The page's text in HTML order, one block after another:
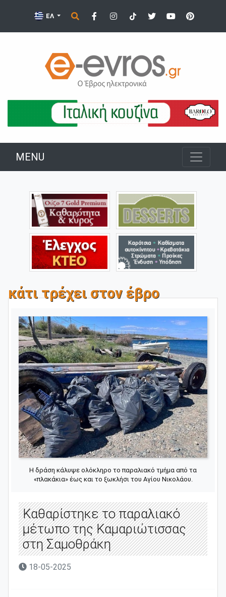
ΕΛ
MENU
κάτι τρέχει στον έβρο
Η δράση κάλυψε ολόκληρο το παραλιακό τμήμα από τα
«πλακάκια» έως και το ξωκλήσι του Αγίου Νικολάου.
Καθαρίστηκε το παραλιακό
μέτωπο της Καμαριώτισσας
στη Σαμοθράκη
18-05-2025